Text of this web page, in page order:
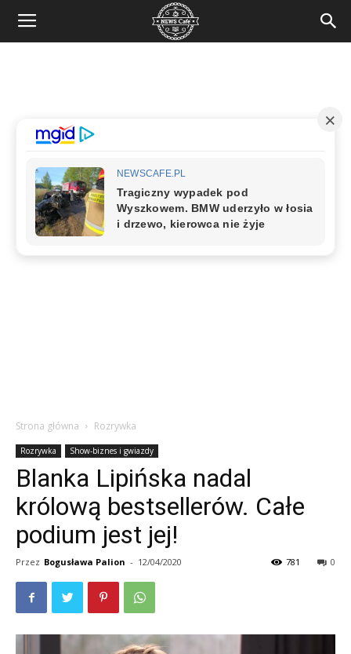
News
Strona główna Rozrywka
Rozrywka Show-biznes i gwiazdy
Blanka Lipińska nadal
królową bestsellerów. Całe
podium jest jej!
Przez Bogusława Palion - 12/04/2020 0
781